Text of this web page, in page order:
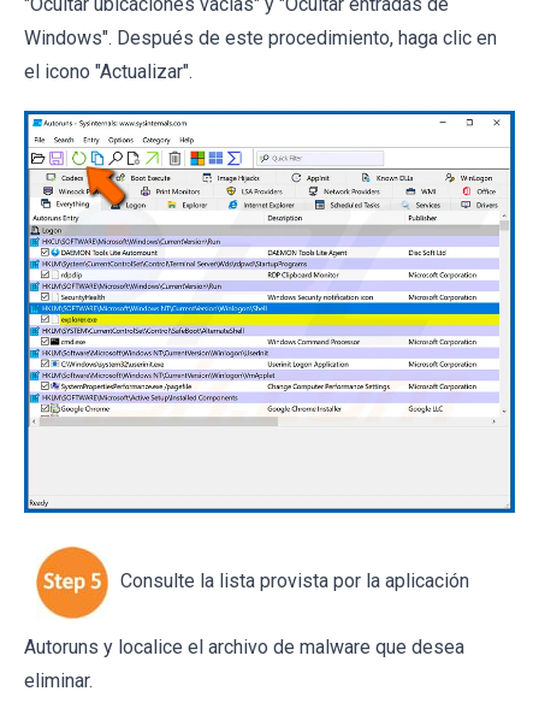
Windows". Después de este procedimiento, haga clic en
el icono "Actualizar".
Consulte la lista provista por la aplicación
Autoruns y localice el archivo de malware que desea
eliminar.